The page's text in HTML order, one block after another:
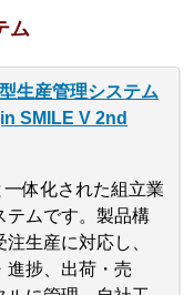
ム
生産管理システム
SMILE V 2nd
一体化された組立業
テムです。製品構
生産に対応し、
進捗、出荷・売